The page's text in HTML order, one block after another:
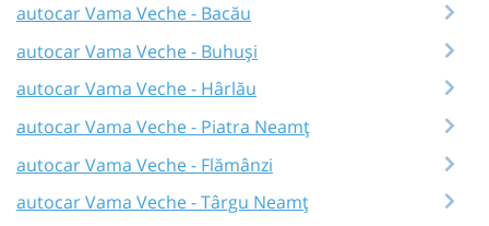
autocar Vama Veche - Bacău
autocar Vama Veche - Buhuși
autocar Vama Veche - Hârlău
autocar Vama Veche - Piatra Neamț
autocar Vama Veche - Flămânzi
autocar Vama Veche - Târgu Neamț